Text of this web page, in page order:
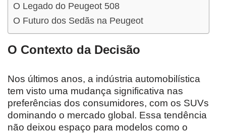
O Legado do Peugeot 508
O Futuro dos Sedãs na Peugeot
O Contexto da Decisão
Nos últimos anos, a indústria automobilística
tem visto uma mudança significativa nas
preferências dos consumidores, com os SUVs
dominando o mercado global. Essa tendência
não deixou espaço para modelos como o